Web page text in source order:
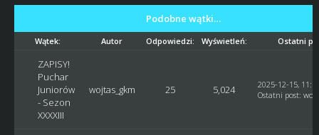
Podobne wątki…
Wątek: Autor Odpowiedzi: Wyświetleń: Ostatni
ZAPISY!
Puchar
Juniorów
- Sezon
XXXXIII
wojtas_gkm 25 5,024
2025-12-15,
Ostatni post: